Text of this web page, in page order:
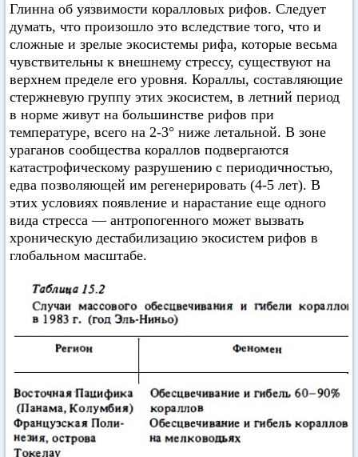
Глинна об уязвимости коралловых рифов. Следует
думать, что произошло это вследствие того, что и
сложные и зрелые экосистемы рифа, которые весьма
чувствительны к внешнему стрессу, существуют на
верхнем пределе его уровня. Кораллы, составляющие
стержневую группу этих экосистем, в летний период
в норме живут на большинстве рифов при
температуре, всего на 2-3° ниже летальной. В зоне
ураганов сообщества кораллов подвергаются
катастрофическому разрушению с периодичностью,
едва позволяющей им регенерировать (4-5 лет). В
этих условиях появление и нарастание еще одного
вида стресса — антропогенного может вызвать
хроническую дестабилизацию экосистем рифов в
глобальном масштабе.